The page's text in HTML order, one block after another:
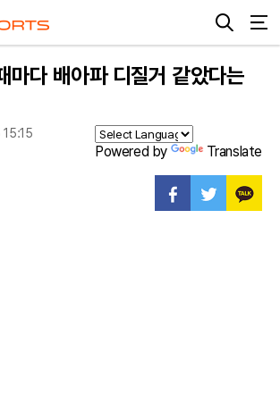
마다 배아파 디질거 같았다는
Powered by Translate